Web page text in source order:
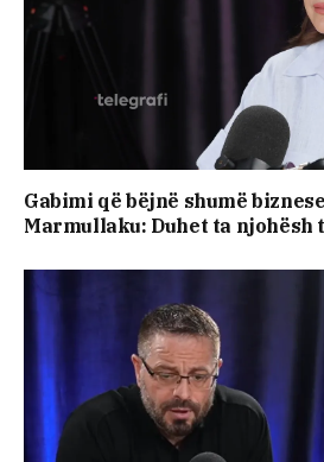
Gabimi që bëjnë shumë
Marmullaku: Duhet ta njohësh